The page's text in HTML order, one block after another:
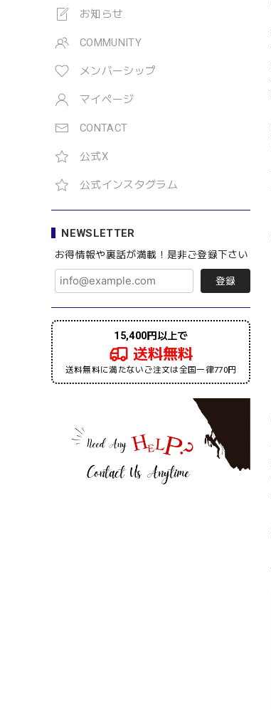
お知らせ
COMMUNITY
メンバーシップ
マイページ
CONTACT
公式X
公式インスタグラム
NEWSLETTER
お得情報や裏話が満載！是非ご登録下さい
登録
15,400円以上で
送料無料
送料無料に満たないご注文は全国一律770円